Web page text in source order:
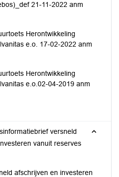
21-11-2022 anm
Herontwikkeling
e.o. 17-02-2022 anm
Herontwikkeling
e.o.02-04-2019 anm
versneld
vanuit reserves
afschrijven en investeren